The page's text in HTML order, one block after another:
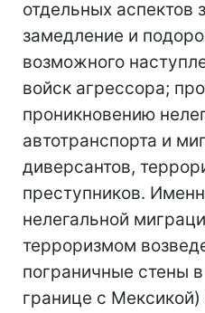
отдельных аспектов
замедление и
возможного
войск агрессора;
проникновению
автотранспорта и
диверсантов,
преступников.
нелегальной
терроризмом
пограничные стены
границе с